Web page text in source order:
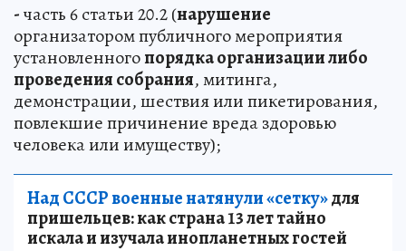
-часть 6 статьи 20.2 (нарушение
организатором публичного мероприятия
установленногопорядка организации либо
проведения собрания, митинга,
демонстрации, шествия или пикетирования,
повлекшие причинение вреда здоровью
человека или имуществу);
Над СССР военные натянули «сетку»для
пришельцев: как страна 13 лет тайно
искала и изучала инопланетных гостей